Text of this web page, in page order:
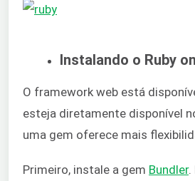
Instalando o Ruby
O framework web está
esteja diretamente disponível
uma gem oferece mais
Primeiro, instale a gem Bundler.